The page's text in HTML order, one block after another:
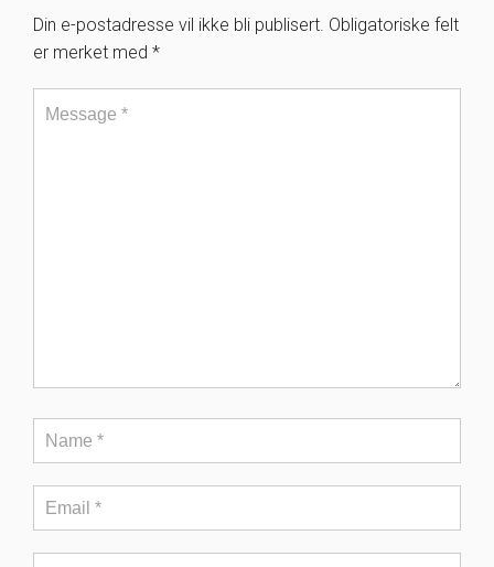
Din e-postadresse vil ikke bli publisert. Obligatoriske felt
er merket med *